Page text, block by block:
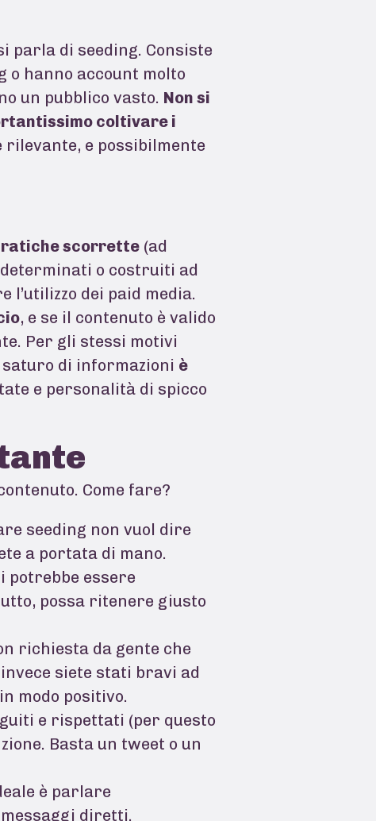
parla di seeding. Consiste
o hanno account molto
un pubblico vasto. Non si
coltivare i
rilevante, e possibilmente
scorrette (ad
o costruiti ad
l’utilizzo dei paid media.
, e se il contenuto è valido
Per gli stessi motivi
di informazioni è
e personalità di spicco
Come fare?
seeding non vuol dire
a portata di mano.
potrebbe essere
possa ritenere giusto
richiesta da gente che
siete stati bravi ad
modo positivo.
e rispettati (per questo
Basta un tweet o un
è parlare
diretti.